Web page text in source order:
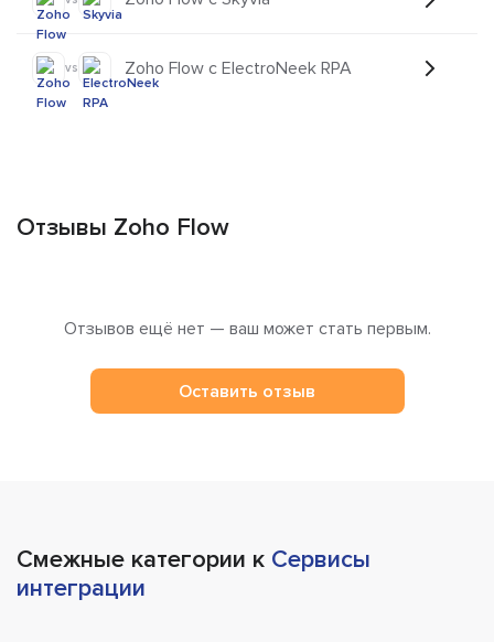
vs Zoho Flow с ElectroNeek RPA
Отзывы Zoho Flow
Отзывов ещё нет — ваш может стать первым.
Оставить отзыв
Смежные категории к Сервисы
интеграции